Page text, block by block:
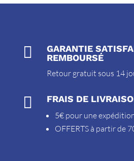

GARANTIE
REMBOURSÉ
Retour gratuit sous 14
 FRAIS DE
5€ pour une
OFFERTS à partir de